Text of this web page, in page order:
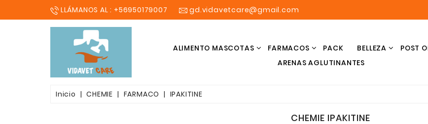
LLÁMANOS AL : +56950179007 gd.vidavetcare@gmail.com
ALIMENTO MASCOTAS FARMACOS PACK BELLEZA
POST
ARENAS AGLUTINANTES
Inicio CHEMIE FARMACO IPAKITINE
CHEMIE IPAKITINE